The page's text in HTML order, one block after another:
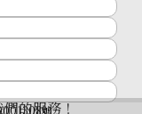
的服務！
號